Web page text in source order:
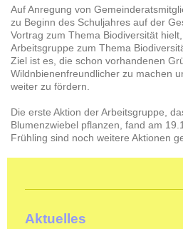
Auf Anregung von
zu Beginn des Schuljahres auf der
Vortrag zum Thema Biodiversität
Arbeitsgruppe zum Thema
Ziel ist es, die schon vorhandenen
Wildnbienenfreundlicher zu machen
weiter zu fördern.
Die erste Aktion der Arbeitsgruppe,
Blumenzwiebel pflanzen, fand am
Frühling sind noch weitere Aktionen
Aktuelles